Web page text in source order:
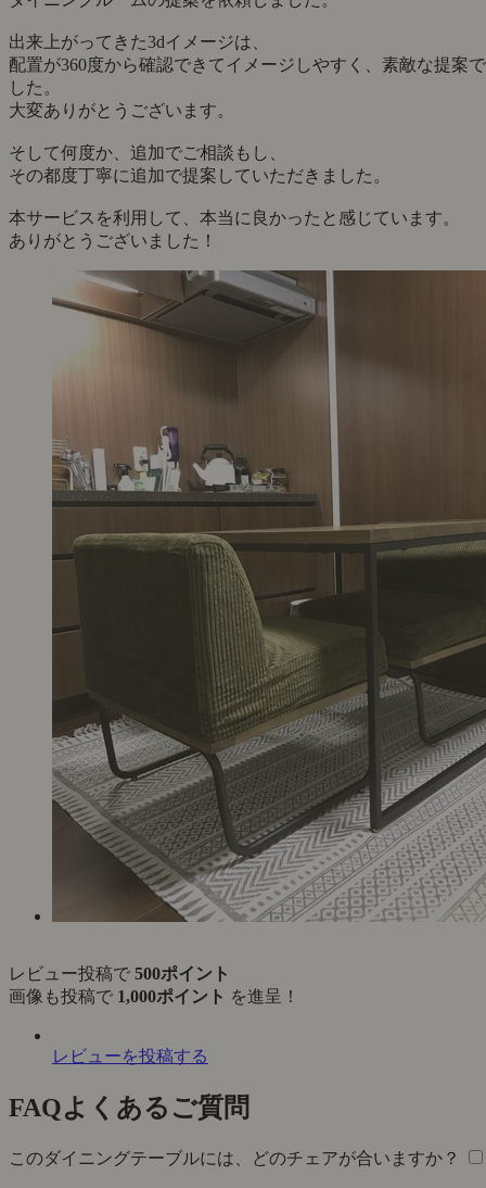
出来上がってきた3dイメージは、
配置が360度から確認できてイメージしやすく、素敵な提案で
した。
大変ありがとうございます。
そして何度か、追加でご相談もし、
その都度丁寧に追加で提案していただきました。
本サービスを利用して、本当に良かったと感じています。
ありがとうございました！
レビュー投稿で 500ポイント
画像も投稿で 1,000ポイント を進呈！
レビューを投稿する
FAQよくあるご質問
このダイニングテーブルには、どのチェアが合いますか？